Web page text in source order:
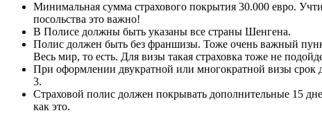
Минимальная сумма страхового покрытия 30.000 евро.
посольства это важно!
В Полисе должны быть указаны все страны Шенгена.
Полис должен быть без франшизы. Тоже очень важный
Весь мир, то есть. Для визы такая страховка тоже не
При оформлении двукратной или многократной визы срок
3.
Страховой полис должен покрывать дополнительные 15
как это.